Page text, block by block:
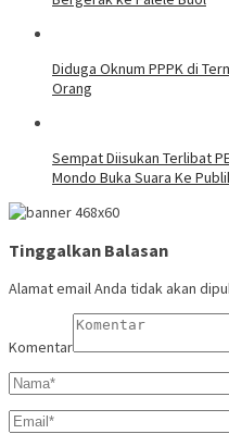
Diduga Oknum PPPK di
Orang
Sempat Diisukan Terlibat
Mondo Buka Suara Ke
Tinggalkan Balasan
Alamat email Anda tidak akan
Komentar